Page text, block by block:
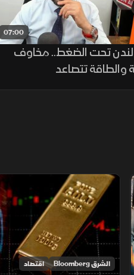
07:00
تحت الضغط.. مخاوف
والطاقة تتصاعد
الشرق Bloomberg اقتصاد